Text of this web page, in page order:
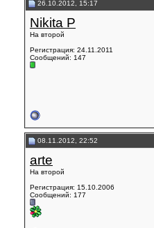
26.10.2012, 15:17
Nikita P
На второй
Регистрация: 24.11.2011
Сообщений: 147
08.11.2012, 22:52
arte
На второй
Регистрация: 15.10.2006
Сообщений: 177